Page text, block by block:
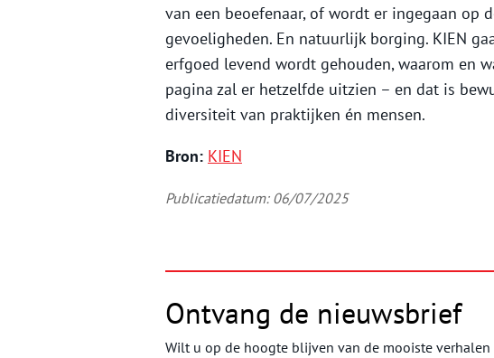
van een beoefenaar, of wordt er ingegaan op
gevoeligheden. En natuurlijk borging. KIEN
erfgoed levend wordt gehouden, waarom en
pagina zal er hetzelfde uitzien – en dat is
diversiteit van praktijken én mensen.
Bron: KIEN
Publicatiedatum: 06/07/2025
Ontvang de nieuwsbrief
Wilt u op de hoogte blijven van de mooiste